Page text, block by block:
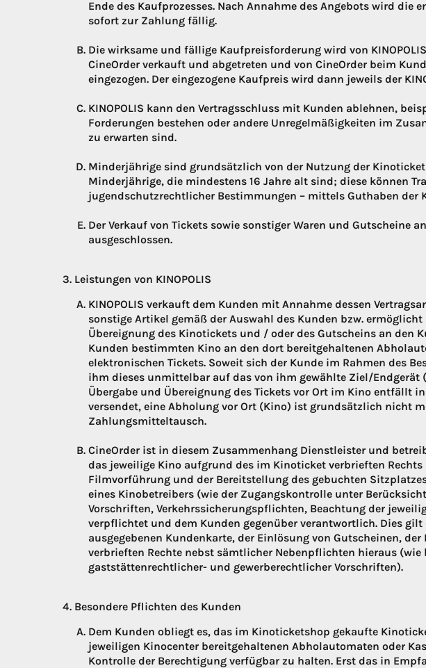
Ende des Kaufprozesses. Nach Annahme des Angebots wird
sofort zur Zahlung fällig.
Die wirksame und fällige Kaufpreisforderung wird von
CineOrder verkauft und abgetreten und von CineOrder beim
eingezogen. Der eingezogene Kaufpreis wird dann jeweils der
KINOPOLIS kann den Vertragsschluss mit Kunden ablehnen,
Forderungen bestehen oder andere Unregelmäßigkeiten im
zu erwarten sind.
Minderjährige sind grundsätzlich von der Nutzung der
Minderjährige, die mindestens 16 Jahre alt sind; diese können
jugendschutzrechtlicher Bestimmungen – mittels Guthaben der
Der Verkauf von Tickets sowie sonstiger Waren und Gutscheine
ausgeschlossen.
Leistungen von KINOPOLIS
KINOPOLIS verkauft dem Kunden mit Annahme dessen
sonstige Artikel gemäß der Auswahl des Kunden bzw.
Übereignung des Kinotickets und / oder des Gutscheins an den
Kunden bestimmten Kino an den dort bereitgehaltenen
elektronischen Tickets. Soweit sich der Kunde im Rahmen des
ihm dieses unmittelbar auf das von ihm gewählte Ziel/Endgerät
Übergabe und Übereignung des Tickets vor Ort im Kino entfällt
versendet, eine Abholung vor Ort (Kino) ist grundsätzlich nicht
Zahlungsmitteltausch.
CineOrder ist in diesem Zusammenhang Dienstleister und
das jeweilige Kino aufgrund des im Kinoticket verbrieften
Filmvorführung und der Bereitstellung des gebuchten
eines Kinobetreibers (wie der Zugangskontrolle unter
Vorschriften, Verkehrssicherungspflichten, Beachtung der
verpflichtet und dem Kunden gegenüber verantwortlich. Dies
ausgegebenen Kundenkarte, der Einlösung von Gutscheinen,
verbrieften Rechte nebst sämtlicher Nebenpflichten hieraus
gaststättenrechtlicher- und gewerberechtlicher Vorschriften).
Besondere Pflichten des Kunden
Dem Kunden obliegt es, das im Kinoticketshop gekaufte
jeweiligen Kinocenter bereitgehaltenen Abholautomaten oder
Kontrolle der Berechtigung verfügbar zu halten. Erst das in